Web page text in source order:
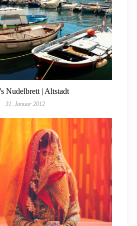
Nudelbrett | Altstadt
31. Januar 2012